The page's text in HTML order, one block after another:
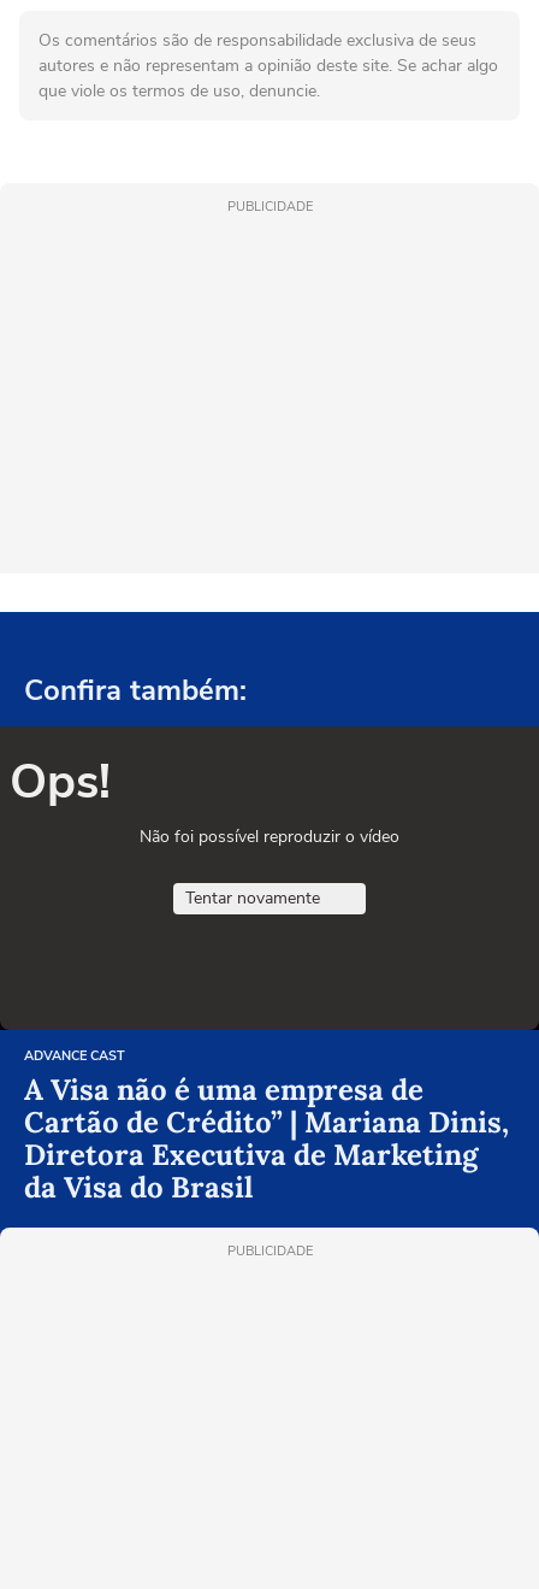
Os comentários são de responsabilidade exclusiva de seus
autores e não representam a opinião deste site. Se achar algo
que viole os termos de uso, denuncie.
PUBLICIDADE
Confira também:
Ops!
Não foi possível reproduzir o vídeo
Tentar novamente
ADVANCE CAST
A Visa não é uma empresa de
Cartão de Crédito” | Mariana Dinis,
Diretora Executiva de Marketing
da Visa do Brasil
PUBLICIDADE